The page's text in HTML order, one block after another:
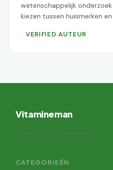
wetenschappelijk
kiezen tussen huismerken
VERIFIED AUTEUR
Vitamineman
Auteur: Joris Verhoeven
CATEGORIEËN